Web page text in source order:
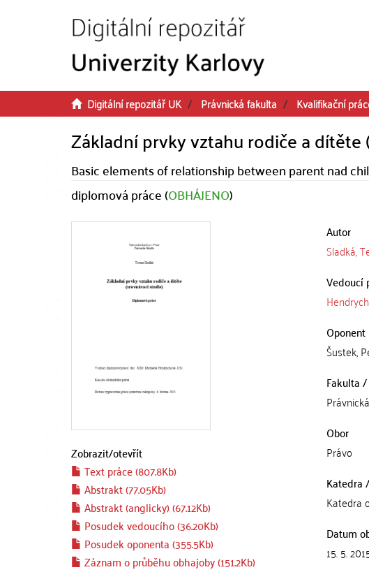
Digitální repozitář UK Právnická fakulta Kvalifikační
Základní prvky vztahu rodiče a dítěte
Basic elements of relationship between parent nad
diplomová práce (OBHÁJENO)
Zobrazit/otevřít
Text práce (807.8Kb)
Abstrakt (77.05Kb)
Abstrakt (anglicky) (67.12Kb)
Posudek vedoucího (36.20Kb)
Posudek oponenta (355.5Kb)
Záznam o průběhu obhajoby (151.2Kb)
Autor
Sladká,
Vedoucí
Šustek,
Fakulta
Obor
Právo
Katedra
Katedra
Datum
15. 5.